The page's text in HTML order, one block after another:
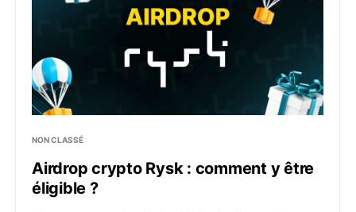
NON CLASSÉ
Airdrop crypto Rysk : comment y être
éligible ?